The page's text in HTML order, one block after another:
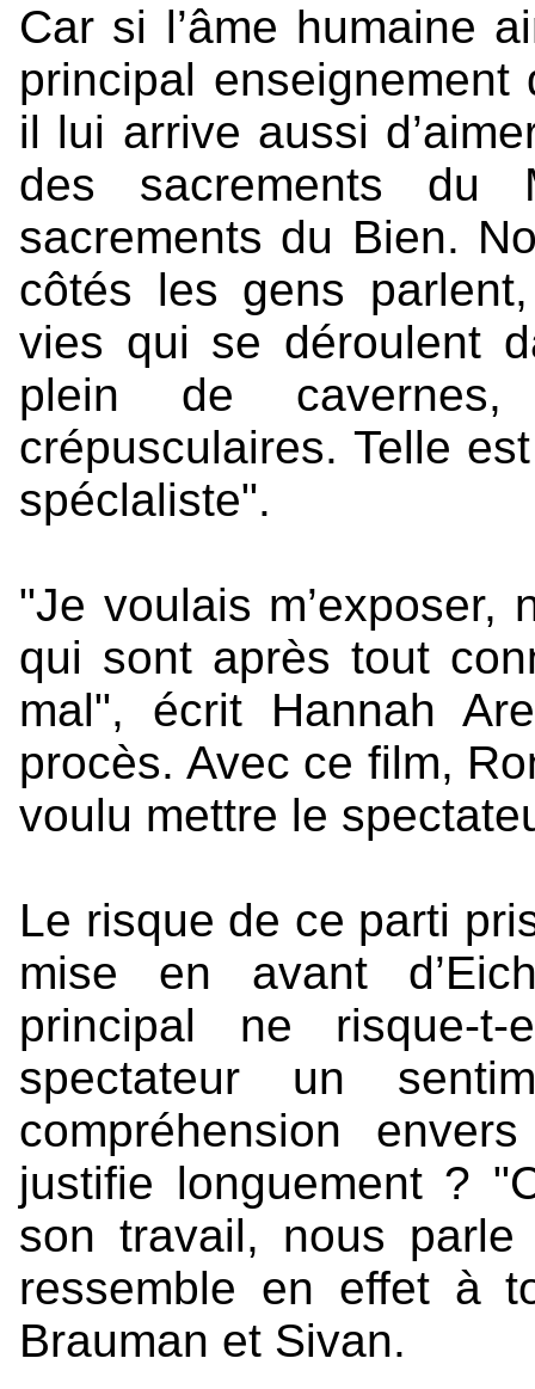
Car si l’âme humaine
principal
il lui arrive aussi
des sacrements du
sacrements du Bien.
côtés les gens
vies qui se déroulent
plein de cavernes,
crépusculaires. Telle
spéclaliste".
"Je voulais m’exposer,
qui sont après tout
mal", écrit Hannah
procès. Avec ce film,
voulu mettre le
Le risque de ce parti
mise en avant
principal ne risque-
spectateur un
compréhension
justifie longuement ?
son travail, nous
ressemble en effet à
Brauman et Sivan.